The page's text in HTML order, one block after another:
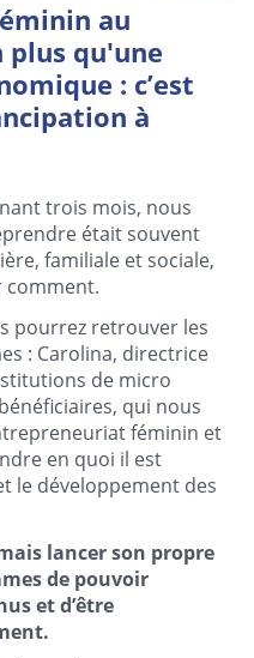
au
plus qu'une
: c’est
à
trois mois, nous
était souvent
familiale et sociale,
comment.
pourrez retrouver les
: Carolina, directrice
de micro
qui nous
féminin et
en quoi il est
le développement des
lancer son propre
de pouvoir
et d’être